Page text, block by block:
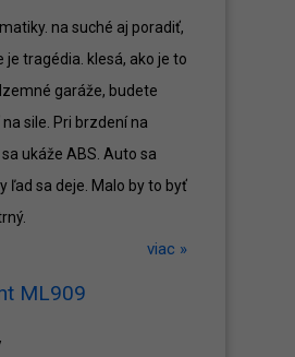
na suché aj poradiť,
je tragédia. klesá, ako je to
garáže, budete
sile. Pri brzdení na
ukáže ABS. Auto sa
ľad sa deje. Malo by to byť
viac »
ML909